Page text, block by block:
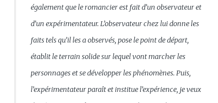
également que le romancier est fait d’un observateur et
d’un expérimentateur. L’observateur chez lui donne les
faits tels qu’il les a observés, pose le point de départ,
établit le terrain solide sur lequel vont marcher les
personnages et se développer les phénomènes. Puis,
l’expérimentateur paraît et institue l’expérience, je veux